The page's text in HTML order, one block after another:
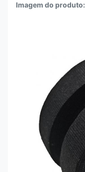
Imagem do produto: